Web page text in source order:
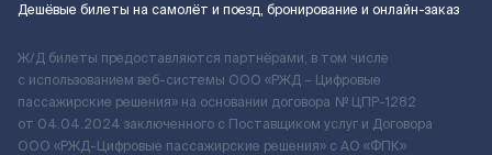
Дешёвые билеты на самолёт и поезд, бронирование и онлайн-заказ
Ж/Д билеты предоставляются партнёрами, в том числе
с использованием веб-системы ООО «РЖД – Цифровые
пассажирские решения» на основании договора № ЦПР-1282
от 04.04.2024 заключенного с Поставщиком услуг и Договора
ООО «РЖД-Цифровые пассажирские решения» c АО «ФПК»